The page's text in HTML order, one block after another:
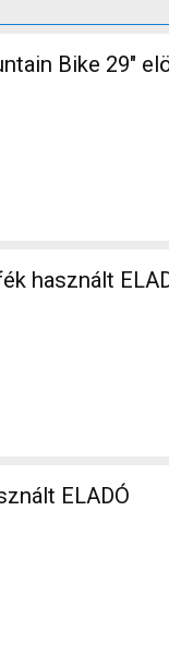
Bike 29"
használt
ELADÓ